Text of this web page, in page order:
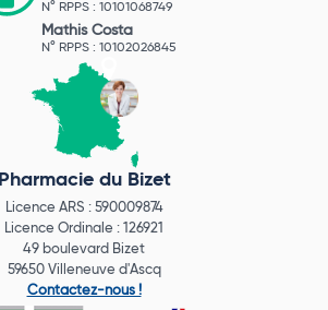
N° RPPS : 10101068749
Mathis Costa
N° RPPS : 10102026845
Pharmacie du Bizet
Licence ARS : 590009874
Licence Ordinale : 126921
49 boulevard Bizet
59650 Villeneuve d'Ascq
Contactez-nous !